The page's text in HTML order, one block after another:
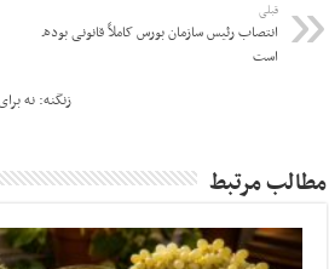
قبلی
ﺍﻧﺘﺼﺎﺏ ﺭﺋﯿﺲ ﺳﺎﺯﻣﺎﻥ ﺑﻮﺭﺱ ﮐﺎﻣﻼً ﻗﺎﻧﻮﻧﯽ ﺑﻮﺩﻩ
ﺍﺳﺖ
زنگنه: نه
مطالب مرتبط